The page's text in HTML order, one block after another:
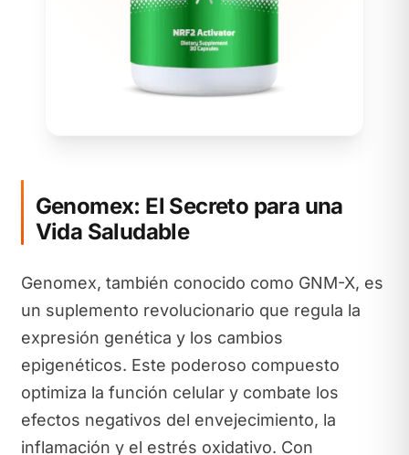
Genomex: El Secreto para una
Vida Saludable
Genomex, también conocido como GNM-X, es
un suplemento revolucionario que regula la
expresión genética y los cambios
epigenéticos. Este poderoso compuesto
optimiza la función celular y combate los
efectos negativos del envejecimiento, la
inflamación y el estrés oxidativo. Con